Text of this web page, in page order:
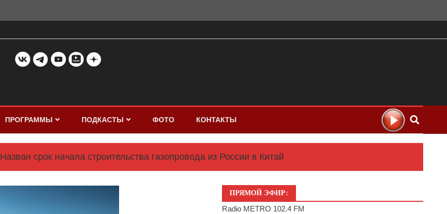
ПРОГРАММЫ ПОДКАСТЫ ФОТО КОНТАКТЫ
Назван срок начала строительства газопровода из России в Китай
ПРЯМОЙ ЭФИР:
Radio METRO 102.4 FM